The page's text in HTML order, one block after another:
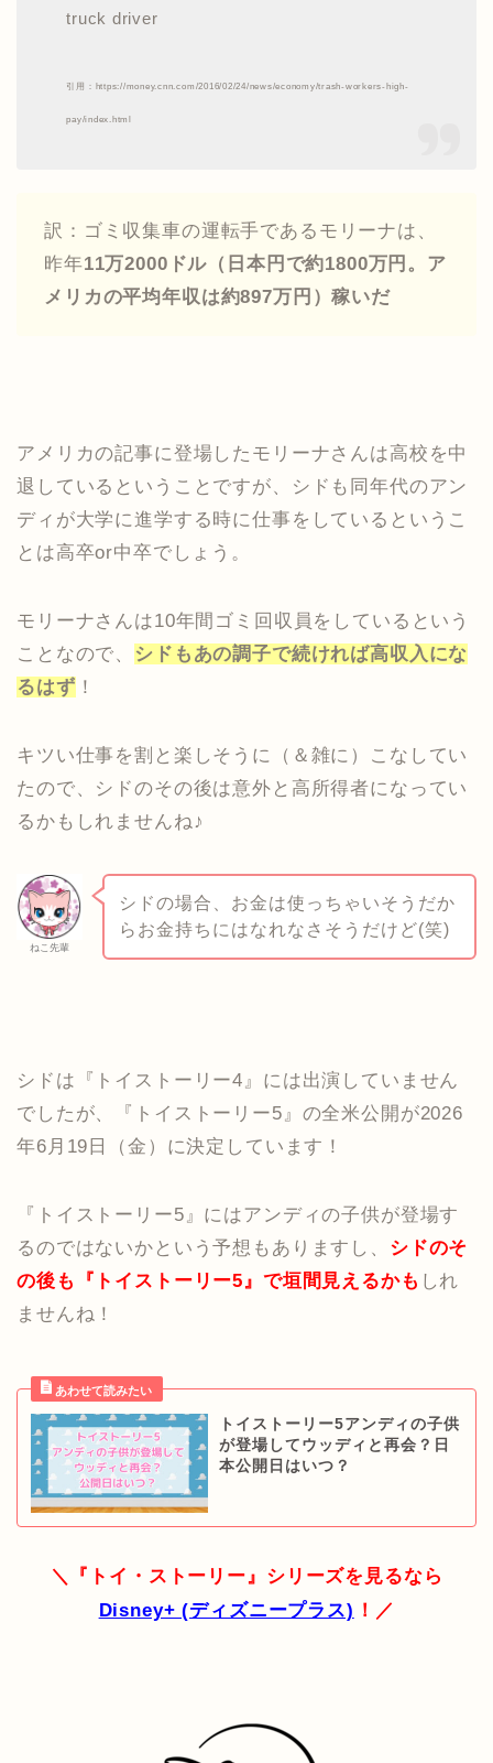
truck driver
引用：https://money.cnn.com/2016/02/24/news/economy/trash-workers-high-
pay/index.html
訳：ゴミ収集車の運転手であるモリーナは、
昨年11万2000ドル（日本円で約1800万円。ア
メリカの平均年収は約897万円）稼いだ
アメリカの記事に登場したモリーナさんは高校を中
退しているということですが、シドも同年代のアン
ディが大学に進学する時に仕事をしているというこ
とは高卒or中卒でしょう。
モリーナさんは10年間ゴミ回収員をしているという
ことなので、
シドもあの調子で続ければ高収入にな
るはず ！
キツい仕事を割と楽しそうに（＆雑に）こなしてい
たので、シドのその後は意外と高所得者になってい
るかもしれませんね♪
ねこ先輩
シドの場合、お金は使っちゃいそうだか
らお金持ちにはなれなさそうだけど(笑)
シドは『トイストーリー4』には出演していません
でしたが、『トイストーリー5』の全米公開が2026
年6月19日（金）に決定しています！
『トイストーリー5』にはアンディの子供が登場す
るのではないかという予想もありますし、 シドのそ
の後も『トイストーリー5』で垣間見えるかも しれ
ませんね！
トイストーリー5アンディの子供
が登場してウッディと再会？日
本公開日はいつ？
＼『トイ・ストーリー』シリーズを見るなら
Disney+ (ディズニープラス) ！／